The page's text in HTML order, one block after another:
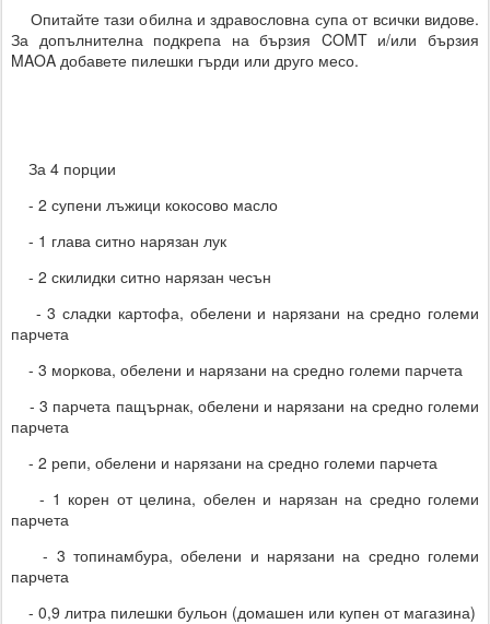
Опитайте тази обилна и здравословна супа от всички видове.
За допълнителна подкрепа на бързия COMT и/или бързия
MAOA добавете пилешки гърди или друго месо.
За 4 порции
- 2 супени лъжици кокосово масло
- 1 глава ситно нарязан лук
- 2 скилидки ситно нарязан чесън
- 3 сладки картофа, обелени и нарязани на средно големи
парчета
- 3 моркова, обелени и нарязани на средно големи парчета
- 3 парчета пащърнак, обелени и нарязани на средно големи
парчета
- 2 репи, обелени и нарязани на средно големи парчета
- 1 корен от целина, обелен и нарязан на средно големи
парчета
- 3 топинамбура, обелени и нарязани на средно големи
парчета
- 0,9 литра пилешки бульон (домашен или купен от магазина)